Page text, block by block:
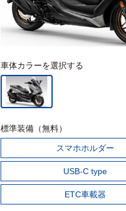
車体カラーを選択する
標準装備（無料）
スマホホルダー
USB-C type
ETC車載器